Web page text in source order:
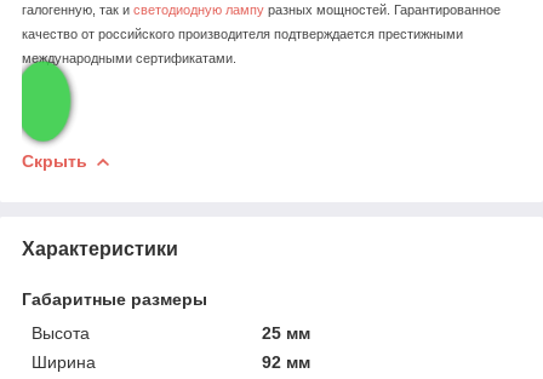
галогенную, так и светодиодную лампу разных мощностей. Гарантированное
качество от российского производителя подтверждается престижными
международными сертификатами.
Скрыть
Характеристики
Габаритные размеры
Высота
25 мм
Ширина
92 мм